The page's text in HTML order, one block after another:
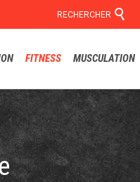
RECHERCHER 
FITNESS MUSCULATION